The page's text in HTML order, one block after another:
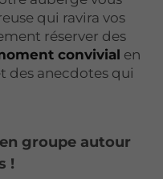
qui ravira vos
réserver des
convivial en
des anecdotes qui
groupe autour
!